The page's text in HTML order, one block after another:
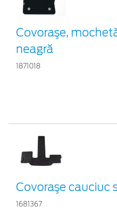
Covoraşe,
neagră
1871018
Covoraşe cauciuc
1681367